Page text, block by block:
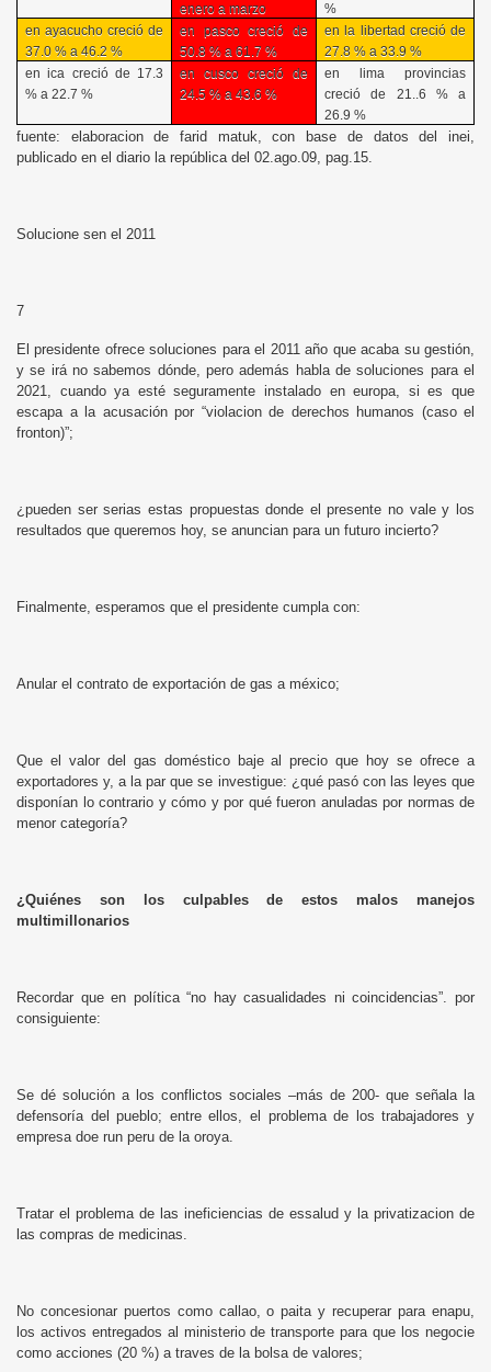
enero a marzo
%
en ayacucho creció de
37.0 % a 46.2 %
en pasco creció de
50.8 % a 61.7 %
en la libertad creció de
27.8 % a 33.9 %
en ica creció de 17.3
% a 22.7 %
en cusco creció de
24.5 % a 43.6 %
en lima provincias
creció de 21..6 % a
26.9 %
fuente: elaboracion de farid matuk, con base de datos del inei,
publicado en el diario la república del 02.ago.09, pag.15.
Solucione sen el 2011
7
El presidente ofrece soluciones para el 2011 año que acaba su gestión,
y se irá no sabemos dónde, pero además habla de soluciones para el
2021, cuando ya esté seguramente instalado en europa, si es que
escapa a la acusación por “violacion de derechos humanos (caso el
fronton)”;
¿pueden ser serias estas propuestas donde el presente no vale y los
resultados que queremos hoy, se anuncian para un futuro incierto?
Finalmente, esperamos que el presidente cumpla con:
Anular el contrato de exportación de gas a méxico;
Que el valor del gas doméstico baje al precio que hoy se ofrece a
exportadores y, a la par que se investigue: ¿qué pasó con las leyes que
disponían lo contrario y cómo y por qué fueron anuladas por normas de
menor categoría?
¿Quiénes son los culpables de estos malos manejos
multimillonarios
Recordar que en política “no hay casualidades ni coincidencias”. por
consiguiente:
Se dé solución a los conflictos sociales –más de 200- que señala la
defensoría del pueblo; entre ellos, el problema de los trabajadores y
empresa doe run peru de la oroya.
Tratar el problema de las ineficiencias de essalud y la privatizacion de
las compras de medicinas.
No concesionar puertos como callao, o paita y recuperar para enapu,
los activos entregados al ministerio de transporte para que los negocie
como acciones (20 %) a traves de la bolsa de valores;